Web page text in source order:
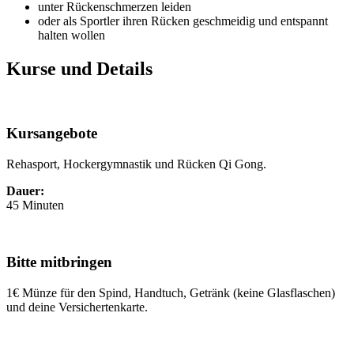
unter Rückenschmerzen leiden
oder als Sportler ihren Rücken geschmeidig und entspannt
halten wollen
Kurse und Details
Kursangebote
Rehasport, Hockergymnastik und Rücken Qi Gong.
Dauer:
45 Minuten
Bitte mitbringen
1€ Münze für den Spind, Handtuch, Getränk (keine Glasflaschen)
und deine Versichertenkarte.